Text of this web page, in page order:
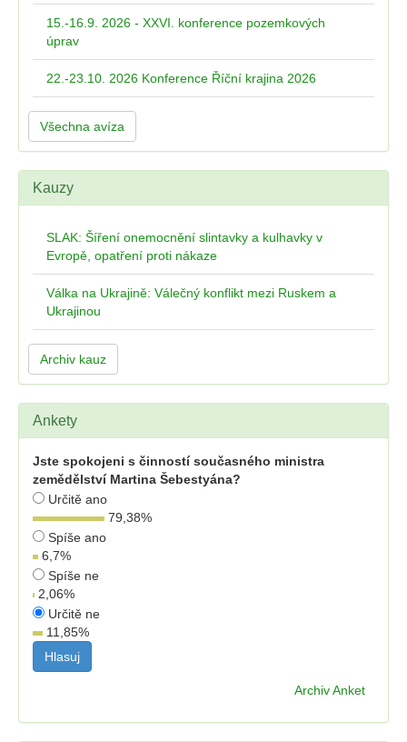
15.-16.9. 2026 - XXVI. konference pozemkových
úprav
22.-23.10. 2026 Konference Říční krajina 2026
Všechna avíza
Kauzy
SLAK: Šíření onemocnění slintavky a kulhavky v
Evropě, opatření proti nákaze
Válka na Ukrajině: Válečný konflikt mezi Ruskem a
Ukrajinou
Archiv kauz
Ankety
Jste spokojeni s činností současného ministra
zemědělství Martina Šebestyána?
Určitě ano
79,38%
Spíše ano
6,7%
Spíše ne
2,06%
Určitě ne
11,85%
Archiv Anket